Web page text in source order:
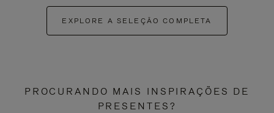
EXPLORE A SELEÇÃO COMPLETA
PROCURANDO MAIS INSPIRAÇÕES DE
PRESENTES?